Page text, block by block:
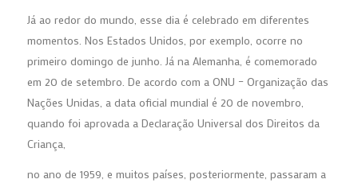
Já ao redor do mundo, esse dia é celebrado em diferentes
momentos. Nos Estados Unidos, por exemplo, ocorre no
primeiro domingo de junho. Já na Alemanha, é comemorado
em 20 de setembro. De acordo com a ONU – Organização das
Nações Unidas, a data oficial mundial é 20 de novembro,
quando foi aprovada a Declaração Universal dos Direitos da
Criança,
no ano de 1959, e muitos países, posteriormente, passaram a